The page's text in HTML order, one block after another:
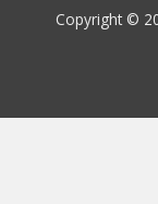
Copyright ©